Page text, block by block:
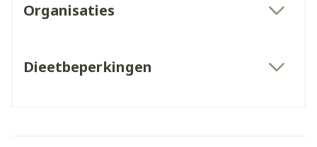
Organisaties
Dieetbeperkingen